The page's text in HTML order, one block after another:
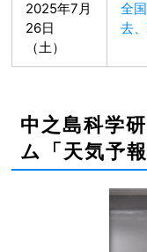
2025年7月
26日
（土）
全
去
中之島科学
ム「天気予